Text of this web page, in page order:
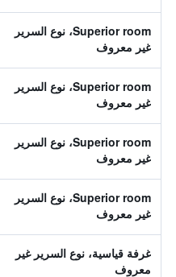
Superior room، نوع السرير
غير معروف
Superior room، نوع السرير
غير معروف
Superior room، نوع السرير
غير معروف
Superior room، نوع السرير
غير معروف
غرفة قياسية، نوع السرير غير
معروف